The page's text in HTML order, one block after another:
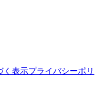
く表示プライバシーポリ